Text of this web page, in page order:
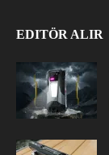
EDITÖR ALIR